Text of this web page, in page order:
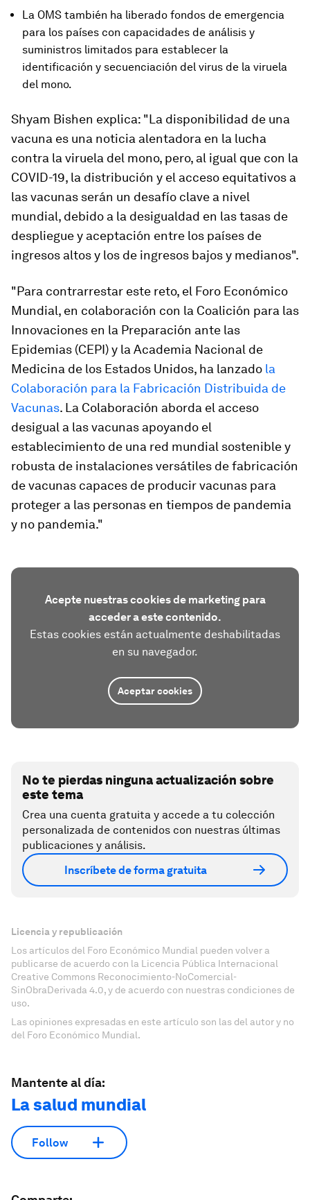
La OMS también ha liberado fondos de emergencia
para los países con capacidades de análisis y
suministros limitados para establecer la
identificación y secuenciación del virus de la viruela
del mono.
Shyam Bishen explica: "La disponibilidad de una
vacuna es una noticia alentadora en la lucha
contra la viruela del mono, pero, al igual que con la
COVID-19, la distribución y el acceso equitativos a
las vacunas serán un desafío clave a nivel
mundial, debido a la desigualdad en las tasas de
despliegue y aceptación entre los países de
ingresos altos y los de ingresos bajos y medianos".
"Para contrarrestar este reto, el Foro Económico
Mundial, en colaboración con la Coalición para las
Innovaciones en la Preparación ante las
Epidemias (CEPI) y la Academia Nacional de
Medicina de los Estados Unidos, ha lanzado la
Colaboración para la Fabricación Distribuida de
Vacunas. La Colaboración aborda el acceso
desigual a las vacunas apoyando el
establecimiento de una red mundial sostenible y
robusta de instalaciones versátiles de fabricación
de vacunas capaces de producir vacunas para
proteger a las personas en tiempos de pandemia
y no pandemia."
Acepte nuestras cookies de marketing para
acceder a este contenido.
Estas cookies están actualmente deshabilitadas
en su navegador.
Aceptar cookies
No te pierdas ninguna actualización sobre
este tema
Crea una cuenta gratuita y accede a tu colección
personalizada de contenidos con nuestras últimas
publicaciones y análisis.
Inscríbete de forma gratuita
Licencia y republicación
Los artículos del Foro Económico Mundial pueden volver a
publicarse de acuerdo con la Licencia Pública Internacional
Creative Commons Reconocimiento-NoComercial-
SinObraDerivada 4.0, y de acuerdo con nuestras condiciones de
uso.
Las opiniones expresadas en este artículo son las del autor y no
del Foro Económico Mundial.
Mantente al día:
La salud mundial
Follow